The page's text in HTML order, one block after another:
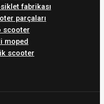
fabrikası
parçaları
scooter
moped
scooter